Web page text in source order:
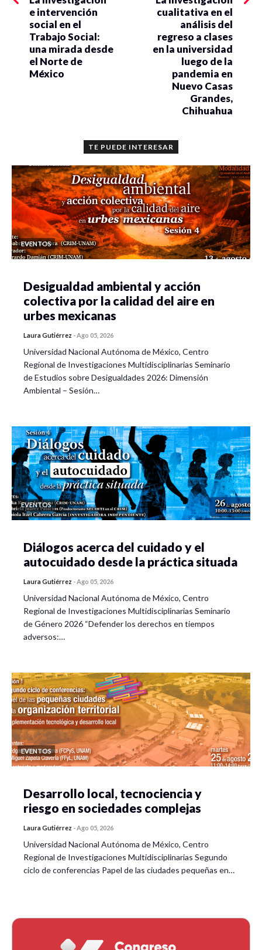
e intervención
social en el
Trabajo Social:
una mirada desde
el Norte de
México
cualitativa en el
análisis del
regreso a clases
en la universidad
luego de la
pandemia en
Nuevo Casas
Grandes,
Chihuahua
TE PUEDE INTERESAR
EVENTOS
Desigualdad ambiental y acción
colectiva por la calidad del aire en
urbes mexicanas
Laura Gutiérrez -Ago 05, 2026
Universidad Nacional Autónoma de México, Centro
Regional de Investigaciones Multidisciplinarias Seminario
de Estudios sobre Desigualdades 2026: Dimensión
Ambiental – Sesión…
EVENTOS
Diálogos acerca del cuidado y el
autocuidado desde la práctica situada
Laura Gutiérrez -Ago 05, 2026
Universidad Nacional Autónoma de México, Centro
Regional de Investigaciones Multidisciplinarias Seminario
de Género 2026 “Defender los derechos en tiempos
adversos:…
EVENTOS
Desarrollo local, tecnociencia y
riesgo en sociedades complejas
Laura Gutiérrez -Ago 05, 2026
Universidad Nacional Autónoma de México, Centro
Regional de Investigaciones Multidisciplinarias Segundo
ciclo de conferencias Papel de las ciudades pequeñas en…